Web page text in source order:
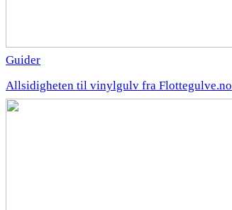
Guider
Allsidigheten til vinylgulv fra Flottegulve.no